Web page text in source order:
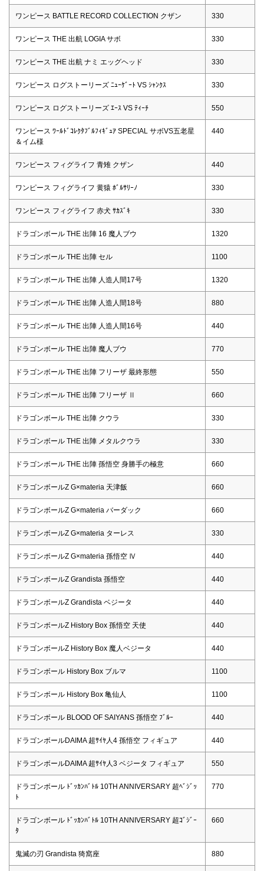
ワンピース BATTLE RECORD COLLECTION クザン 330
ワンピース THE 出航 LOGIA サボ 330
ワンピース THE 出航 ナミ エッグヘッド 330
ワンピース ログストーリーズ ﾆｭｰｹﾞｰﾄ VS ｼｬﾝｸｽ 330
ワンピース ログストーリーズ ｴｰｽ VS ﾃｨｰﾁ 550
ワンピース ﾜｰﾙﾄﾞｺﾚｸﾀﾌﾞﾙﾌｨｷﾞｭｱ SPECIAL サボVS五老星
＆イム様
440
ワンピース フィグライフ 青雉 クザン 440
ワンピース フィグライフ 黄猿 ﾎﾞﾙｻﾘｰﾉ 330
ワンピース フィグライフ 赤犬 ｻｶｽﾞｷ 330
ドラゴンボール THE 出陣 16 魔人ブウ 1320
ドラゴンボール THE 出陣 セル 1100
ドラゴンボール THE 出陣 人造人間17号 1320
ドラゴンボール THE 出陣 人造人間18号 880
ドラゴンボール THE 出陣 人造人間16号 440
ドラゴンボール THE 出陣 魔人ブウ 770
ドラゴンボール THE 出陣 フリーザ 最終形態 550
ドラゴンボール THE 出陣 フリーザ Ⅱ 660
ドラゴンボール THE 出陣 クウラ 330
ドラゴンボール THE 出陣 メタルクウラ 330
ドラゴンボール THE 出陣 孫悟空 身勝手の極意 660
ドラゴンボールZ G×materia 天津飯 660
ドラゴンボールZ G×materia バーダック 660
ドラゴンボールZ G×materia ターレス 330
ドラゴンボールZ G×materia 孫悟空 Ⅳ 440
ドラゴンボールZ Grandista 孫悟空 440
ドラゴンボールZ Grandista ベジータ 440
ドラゴンボールZ History Box 孫悟空 天使 440
ドラゴンボールZ History Box 魔人ベジータ 440
ドラゴンボール History Box ブルマ 1100
ドラゴンボール History Box 亀仙人 1100
ドラゴンボール BLOOD OF SAIYANS 孫悟空 ﾌﾞﾙｰ 440
ドラゴンボールDAIMA 超ｻｲﾔ人4 孫悟空 フィギュア 440
ドラゴンボールDAIMA 超ｻｲﾔ人3 ベジータ フィギュア 550
ドラゴンボール ﾄﾞｯｶﾝﾊﾞﾄﾙ 10TH ANNIVERSARY 超ﾍﾞｼﾞｯ
ﾄ
770
ドラゴンボール ﾄﾞｯｶﾝﾊﾞﾄﾙ 10TH ANNIVERSARY 超ｺﾞｼﾞｰ
ﾀ
660
鬼滅の刃 Grandista 猗窩座 880